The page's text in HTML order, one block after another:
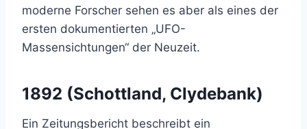
moderne Forscher sehen es aber als eines der
ersten dokumentierten „UFO-
Massensichtungen“ der Neuzeit.
1892 (Schottland, Clydebank)
Ein Zeitungsbericht beschreibt ein